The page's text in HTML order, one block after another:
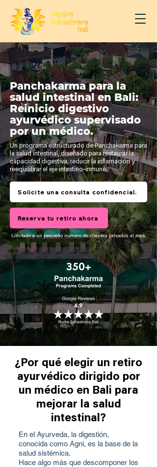
Panchakarma para la
salud intestinal en Bali:
Reinicio digestivo
ayurvédico supervisado
por un médico.
Un programa estructurado de Panchakarma para
la salud intestinal, diseñado para restaurar la
capacidad digestiva, reducir la inflamación y
reequilibrar el eje intestino-inmune.
Solicite una consulta confidencial.
Reserva tu retiro ahora
Limitado a un pequeño número de clientes privados al mes.
¿Por qué elegir un retiro
ayurvédico dirigido por
un médico en Bali para
mejorar la salud
intestinal?
En el Ayurveda, la digestión,
conocida como Agni, es la base de la
salud sistémica.
Hace algo más que descomponer los